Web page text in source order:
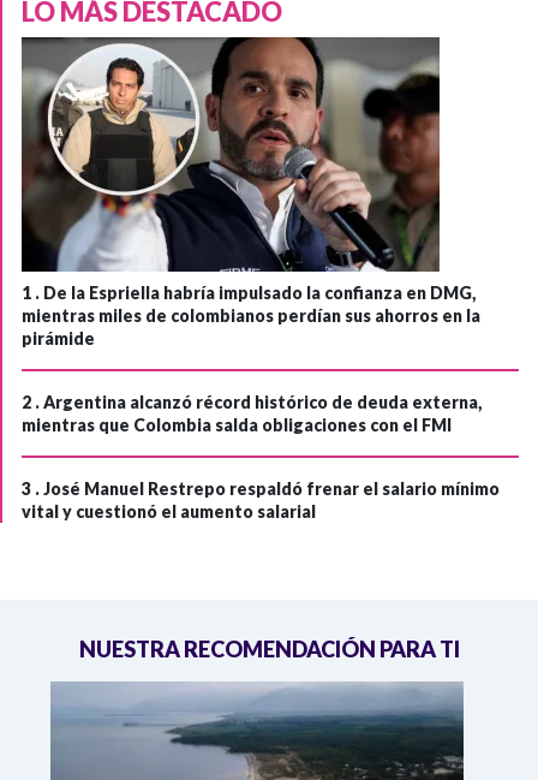
LO MÁS DESTACADO
1 . De la Espriella habría impulsado la confianza en DMG,
mientras miles de colombianos perdían sus ahorros en la
pirámide
2 .Argentina alcanzó récord histórico de deuda externa,
mientras que Colombia salda obligaciones con el FMI
3 .José Manuel Restrepo respaldó frenar el salario mínimo
vital y cuestionó el aumento salarial
NUESTRA RECOMENDACIÓN PARA TI